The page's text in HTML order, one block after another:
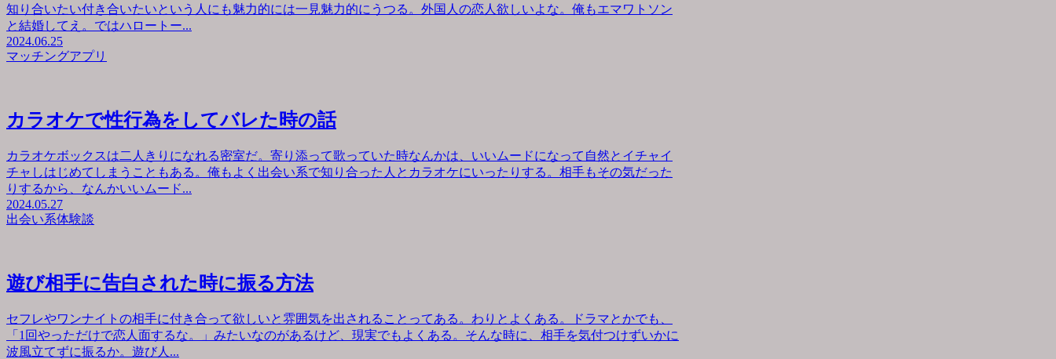
知り合いたい付き合いたいという人にも魅力的には一見魅力的にうつる。外国人の恋人欲しいよな。俺もエマワトソン
と結婚してえ。ではハロートー...
2024.06.25
マッチングアプリ
カラオケで性行為をしてバレた時の話
カラオケボックスは二人きりになれる密室だ。寄り添って歌っていた時なんかは、いいムードになって自然とイチャイ
チャしはじめてしまうこともある。俺もよく出会い系で知り合った人とカラオケにいったりする。相手もその気だった
りするから、なんかいいムード...
2024.05.27
出会い系体験談
遊び相手に告白された時に振る方法
セフレやワンナイトの相手に付き合って欲しいと雰囲気を出されることってある。わりとよくある。ドラマとかでも、
「1回やっただけで恋人面するな。」みたいなのがあるけど、現実でもよくある。そんな時に、相手を気付つけずいかに
波風立てずに振るか。遊び人...